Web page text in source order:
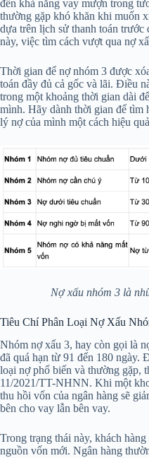
đến khả năng vay mượn trong
thường gặp khó khăn khi muốn
dựa trên lịch sử thanh toán
này, việc tìm cách vượt qua nợ
Thời gian để nợ nhóm 3 được
toán đầy đủ cả gốc và lãi. Điều
trong một khoảng thời gian dài
mình. Hãy dành thời gian để tìm
lý nợ của mình một cách hiệu
Nợ xấu nhóm 3 là
Tiêu Chí Phân Loại Nợ Xấu
Nhóm nợ xấu 3, hay còn gọi là
đã quá hạn từ 91 đến 180 ngày.
loại nợ phổ biến và thường gặp,
11/2021/TT-NHNN. Khi một
thu hồi vốn của ngân hàng sẽ
bên cho vay lẫn bên vay.
Trong trạng thái này, khách
nguồn vốn mới. Ngân hàng